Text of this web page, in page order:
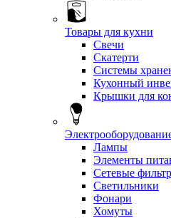
Товары для кухни
Свечи
Скатерти
Системы
Кухонный
Крышки для
Лампы
Элементы
Сетевые
Светильники
Фонари
Хомуты